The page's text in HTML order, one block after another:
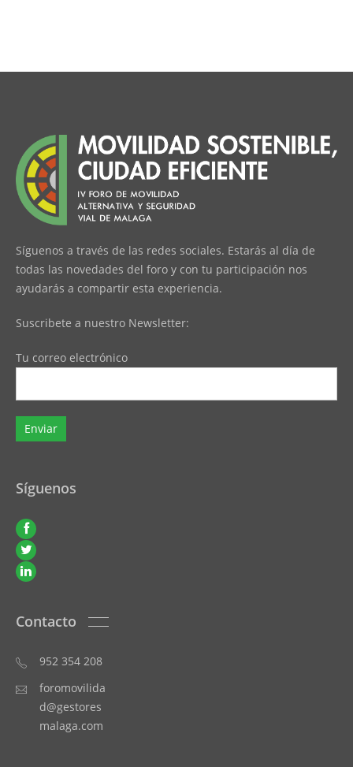
Síguenos a través de las redes sociales. Estarás al día de
todas las novedades del foro y con tu participación nos
ayudarás a compartir esta experiencia.
Suscribete a nuestro Newsletter:
Tu correo electrónico
Síguenos
Contacto
952 354 208
foromovilida
d@gestores
malaga.com